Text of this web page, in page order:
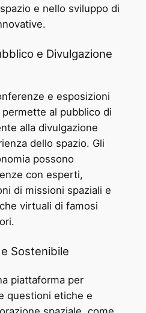
e nello sviluppo di
e Divulgazione
e esposizioni
al pubblico di
alla divulgazione
dello spazio. Gli
possono
con esperti,
di missioni spaziali e
virtuali di famosi
Sostenibile
piattaforma per
questioni etiche e